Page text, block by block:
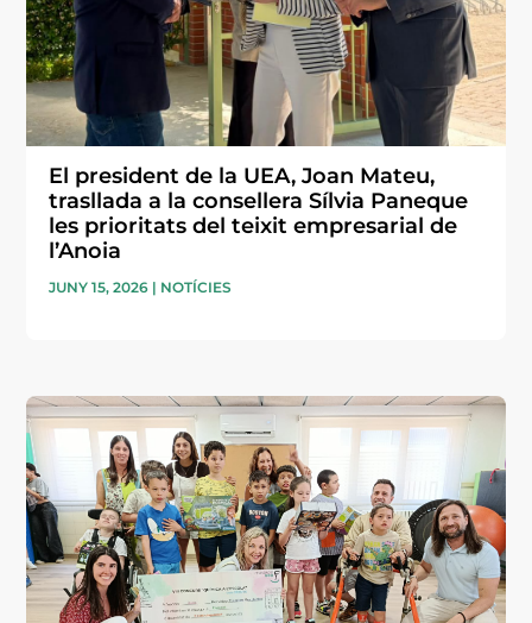
El president de la UEA, Joan Mateu,
trasllada a la consellera Sílvia Paneque
les prioritats del teixit empresarial de
l’Anoia
JUNY 15, 2026 | NOTÍCIES